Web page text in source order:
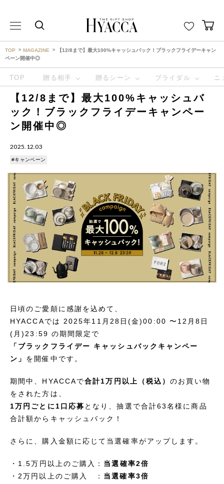
TOP MAGAZINE
【12/8まで】最大100%キャッシュバック！ブラックフライデーキャン
ペーン開催中◎
TOP 贈る相手 贈るシーン ブライダル ニ
【12/8まで】最大100%キャッシュバ
ック！ブラックフライデーキャンペー
ン開催中◎
2025.12.03
#キャンペーン
日頃のご愛顛に感謝を込めて、
HYACCAでは 2025年11月28日(金)00:00 〜12月8日
(月)23:59 の期間限定で
「ブラックフライデー キャッシュバックキャンペー
ン」 を開催中です。
期間中、HYACCAで合計1万円以上（税込）のお買い物
をされた方は、
1万円ごとに1口応募 となり、抽選で合計63名様に商品
合計額からキャッシュバック！
さらに、購入金額に応じて当選確率がアップします。
・1.5万円以上のご購入： 当選確率2倍
・2万円以上のご購入 ： 当選確率3倍